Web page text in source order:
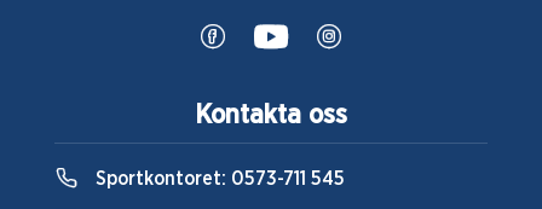
Kontakta oss
Sportkontoret: 0573-711 545